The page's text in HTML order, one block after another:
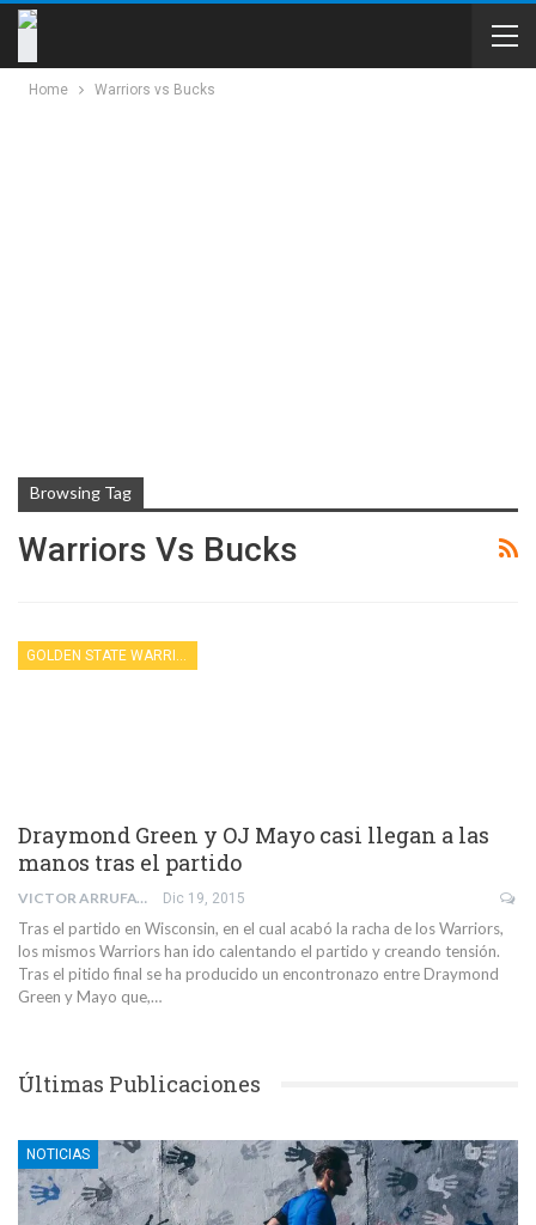
Home Warriors vs Bucks
Browsing Tag
Warriors Vs Bucks
Draymond Green y OJ Mayo casi llegan a las
manos tras el partido
VICTOR ARRUFAT EDO Dic 19, 2015
Tras el partido en Wisconsin, en el cual acabó la racha de los Warriors,
los mismos Warriors han ido calentando el partido y creando tensión.
Tras el pitido final se ha producido un encontronazo entre Draymond
Green y Mayo que,…
Últimas Publicaciones
NOTICIAS